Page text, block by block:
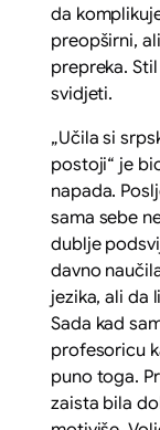
da
preopširni,
prepreka.
svidjeti.
„Učila si
postoji“ je
napada.
sama sebe
dublje
davno
jezika, ali da
Sada kad
profesoricu
puno toga.
zaista bila